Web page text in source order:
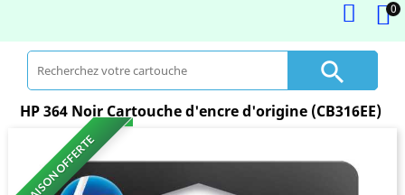
0

HP 364 Noir Cartouche d'encre d'origine (CB316EE)
LIVRAISON OFFERTE